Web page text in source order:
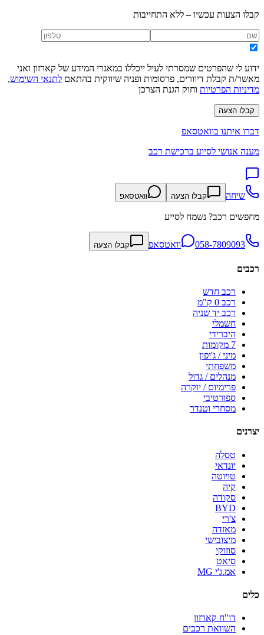
קבלו הצעות עכשיו – ללא התחייבות
ידוע לי שהפרטים שמסרתי לעיל ייכללו במאגרי המידע של קארזון ואני
מאשר/ת קבלת דיוורים, פרסומות ופניה שיווקית בהתאם לתנאי השימוש,
מדיניות הפרטיות וחוק הגנת הצרכן
קבלו הצעה
דברו איתנו בוואטסאפ
מענה אנושי לסיוע ברכישת רכב
שיחה קבלו הצעה וואטסאפ
מחפשים רכב? נשמח לסייע
058-7809093 וואטסאפ קבלו הצעה
רכבים
רכב חדש
רכב 0 ק"מ
רכב יד שניה
חשמלי
היברידי
7 מקומות
מיני / ג'יפון
משפחתי
מנהלים / גדול
פרימיום / יוקרה
ספורטיבי
מסחרי וטנדר
יצרנים
טסלה
יונדאי
טויוטה
קיה
סקודה
BYD
צ'רי
מאזדה
מיצובישי
סוזוקי
סיאט
אמ.ג'י MG
כלים
דו"ח קארזון
השוואת רכבים